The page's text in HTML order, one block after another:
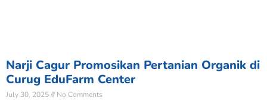
Narji Cagur Promosikan Pertanian Organik di
Curug EduFarm Center
July 30, 2025 No Comments